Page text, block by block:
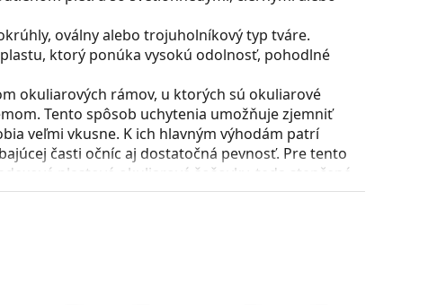
oválny alebo trojuholníkový typ tváre.
ktorý ponúka vysokú odolnosť, pohodlné
okuliarových rámov, u ktorých sú okuliarové
Tento spôsob uchytenia umožňuje zjemniť
veľmi vkusne. K ich hlavným výhodám patrí
časti očníc aj dostatočná pevnosť. Pre tento
plastové okuliarové šošovky, teda stenčené
materiálu Trivex.
a usadenie okuliarov. Nosové opierky sa